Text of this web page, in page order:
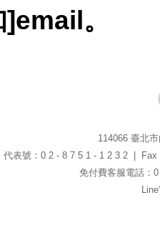
。
114066 臺北
代表號：0 2 - 8 7 5 1 - 1 2 3 2 |
免付費客服電話：